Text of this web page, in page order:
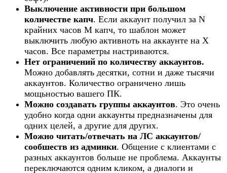
Выключение активности при большом
количестве капч. Если аккаунт получил за N
крайних часов M капч, то шаблон может
выключить любую активноть на аккаунте на X
часов. Все параметры настриваются.​
Нет ограничений по количеству аккаунтов.
Можно добавлять десятки, сотни и даже тысячи
аккаунтов. Количество ограничено лишь
мощьностью вашего ПК.​
Можно создавать группы аккаунтов. Это очень
удобно когда одни аккаунты предназначены для
одних целей, а другие для других.​
Можно читать/отвечать на ЛС аккаунтов/
сообшеств из админки. Общение с клиентами с
разных аккаунтов больше не проблема. Аккаунты
переключаются одним кликом, а диалоги и